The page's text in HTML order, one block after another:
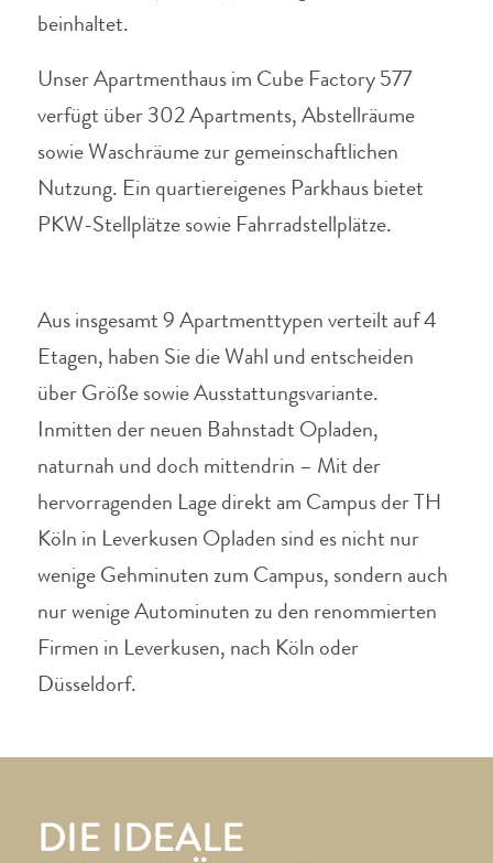
beinhaltet.
Unser Apartmenthaus im Cube Factory 577
verfügt über 302 Apartments, Abstellräume
sowie Waschräume zur gemeinschaftlichen
Nutzung. Ein quartiereigenes Parkhaus bietet
PKW-Stellplätze sowie Fahrradstellplätze.
Aus insgesamt 9 Apartmenttypen verteilt auf 4
Etagen, haben Sie die Wahl und entscheiden
über Größe sowie Ausstattungsvariante.
Inmitten der neuen Bahnstadt Opladen,
naturnah und doch mittendrin – Mit der
hervorragenden Lage direkt am Campus der TH
Köln in Leverkusen Opladen sind es nicht nur
wenige Gehminuten zum Campus, sondern auch
nur wenige Autominuten zu den renommierten
Firmen in Leverkusen, nach Köln oder
Düsseldorf.
DIE IDEALE